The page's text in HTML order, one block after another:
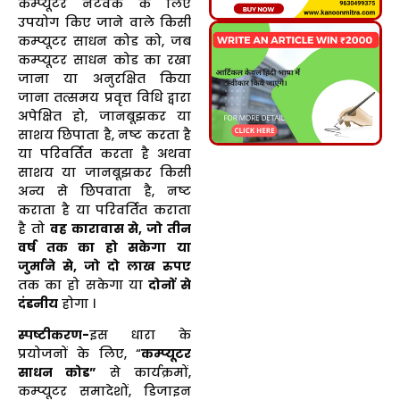
उपयोग किए जाने वाले किसी
कम्प्यूटर साधन कोड को, जब
कम्प्यूटर साधन कोड का रखा
जाना या अनुरक्षित किया
जाना तत्समय प्रवृत्त विधि द्वारा
अपेक्षित हो, जानबूझकर या
साशय छिपाता है, नष्ट करता है
या परिवर्तित करता है अथवा
साशय या जानबूझकर किसी
अन्य से छिपवाता है, नष्ट
कराता है या परिवर्तित कराता
है तो वह कारावास से, जो तीन
वर्ष तक का हो सकेगा या
जुर्माने से, जो दो लाख रुपए
तक का हो सकेगा या दोनों से
दंडनीय होगा ।
स्पष्टीकरण-इस धारा के
प्रयोजनों के लिए, “कम्प्यूटर
साधन कोड” से कार्यक्रमों,
कम्प्यूटर समादेशों, डिजाइन